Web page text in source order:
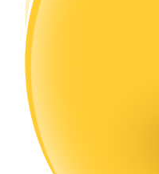
informations commerciales,